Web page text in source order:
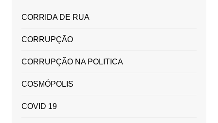
CORRIDA DE RUA
CORRUPÇÃO
CORRUPÇÃO NA POLITICA
COSMÓPOLIS
COVID 19